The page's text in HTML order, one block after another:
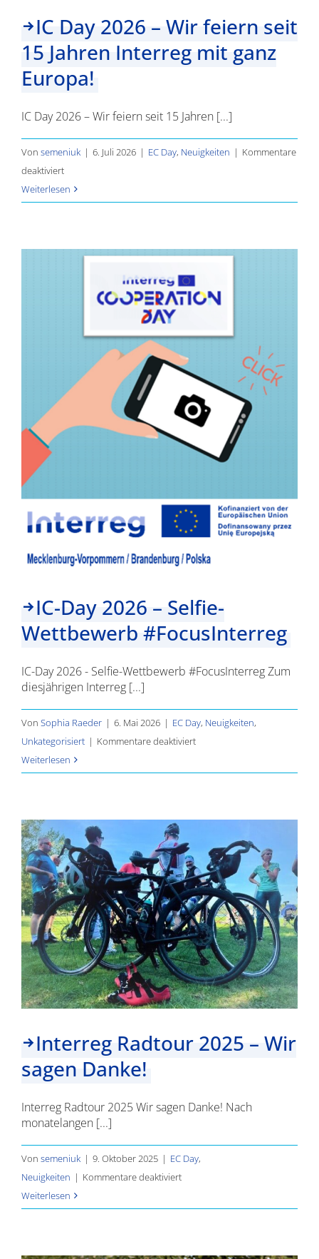
IC Day 2026 – Wir feiern seit
15 Jahren Interreg mit ganz
Europa!
IC Day 2026 – Wir feiern seit 15 Jahren [...]
Von semeniuk | 6. Juli 2026 | EC Day, Neuigkeiten | Kommentare
deaktiviertfür
IC
Day
Jahren
ganz
Weiterlesen
IC-Day 2026 – Selfie-
Wettbewerb #FocusInterreg
IC-Day 2026 - Selfie-Wettbewerb #FocusInterreg Zum
diesjährigen Interreg [...]
Von Sophia Raeder | 6. Mai 2026 | EC Day, Neuigkeiten,
Unkategorisiert | Kommentare deaktiviertfür
Wettbewerb
#FocusInterreg
Weiterlesen
Interreg Radtour 2025 – Wir
sagen Danke!
Interreg Radtour 2025 Wir sagen Danke! Nach
monatelangen [...]
Von semeniuk | 9. Oktober 2025 | EC Day,
Neuigkeiten | Kommentare deaktiviertfür
Radtour
Weiterlesen